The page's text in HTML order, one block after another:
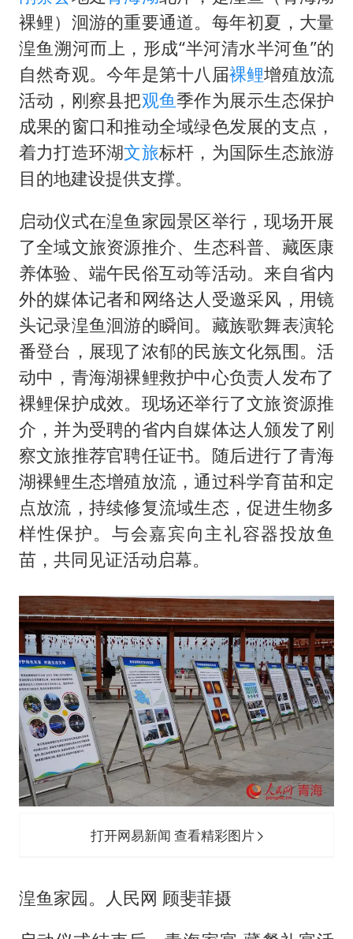
裸鲤）洄游的重要通道。每年初夏，大量
湟鱼溯河而上，形成“半河清水半河鱼”的
自然奇观。今年是第十八届裸鲤增殖放流
活动，刚察县把观鱼季作为展示生态保护
成果的窗口和推动全域绿色发展的支点，
着力打造环湖文旅标杆，为国际生态旅游
目的地建设提供支撑。
启动仪式在湟鱼家园景区举行，现场开展
了全域文旅资源推介、生态科普、藏医康
养体验、端午民俗互动等活动。来自省内
外的媒体记者和网络达人受邀采风，用镜
头记录湟鱼洄游的瞬间。藏族歌舞表演轮
番登台，展现了浓郁的民族文化氛围。活
动中，青海湖裸鲤救护中心负责人发布了
裸鲤保护成效。现场还举行了文旅资源推
介，并为受聘的省内自媒体达人颁发了刚
察文旅推荐官聘任证书。随后进行了青海
湖裸鲤生态增殖放流，通过科学育苗和定
点放流，持续修复流域生态，促进生物多
样性保护。与会嘉宾向主礼容器投放鱼
苗，共同见证活动启幕。
打开网易新闻 查看精彩图片
湟鱼家园。人民网 顾斐菲摄